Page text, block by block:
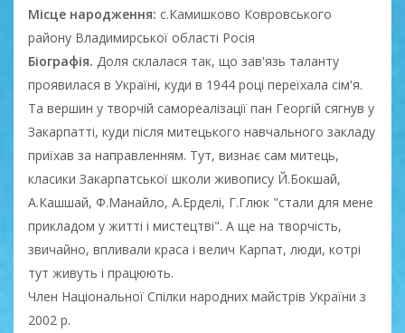
Місце народження: с.Камишково Ковровського
району Владимирської області Росія
Біографія. Доля склалася так, що зав'язь таланту
проявилася в Україні, куди в 1944 році переїхала сім'я.
Та вершин у творчій самореалізації пан Георгій сягнув у
Закарпатті, куди після митецького навчального закладу
приїхав за направленням. Тут, визнає сам митець,
класики Закарпатської школи живопису Й.Бокшай,
А.Кашшай, Ф.Манайло, А.Ерделі, Г.Глюк "стали для мене
прикладом у житті і мистецтві". А ще на творчість,
звичайно, впливали краса і велич Карпат, люди, котрі
тут живуть і працюють.
Член Національної Спілки народних майстрів України з
2002 р.